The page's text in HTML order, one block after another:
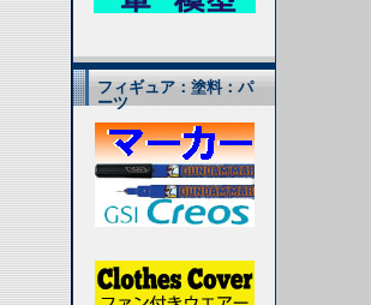
フィギュア：塗料：パ
ーツ